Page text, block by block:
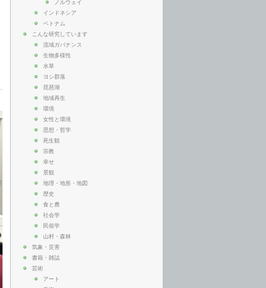
ノルウェイ
インドネシア
ベトナム
こんな研究しています
流域ガバナンス
生物多様性
水草
ヨシ群落
琵琶湖
地域再生
環境
女性と環境
思想・哲学
死生観
宗教
幸せ
景観
地理・地形・地図
歴史
食と農
社会学
民俗学
山村・森林
気象・災害
書籍・雑誌
芸術
アート